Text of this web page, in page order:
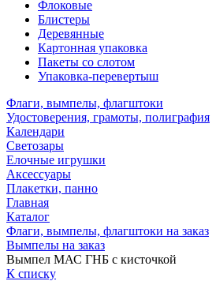
Флоковые
Блистеры
Деревянные
Картонная упаковка
Пакеты со слотом
Упаковка-перевертыш
Флаги, вымпелы, флагштоки
Удостоверения, грамоты, полиграфия
Календари
Светозары
Елочные игрушки
Аксессуары
Плакетки, панно
Главная
Каталог
Флаги, вымпелы, флагштоки на заказ
Вымпелы на заказ
Вымпел МАС ГНБ с кисточкой
К списку